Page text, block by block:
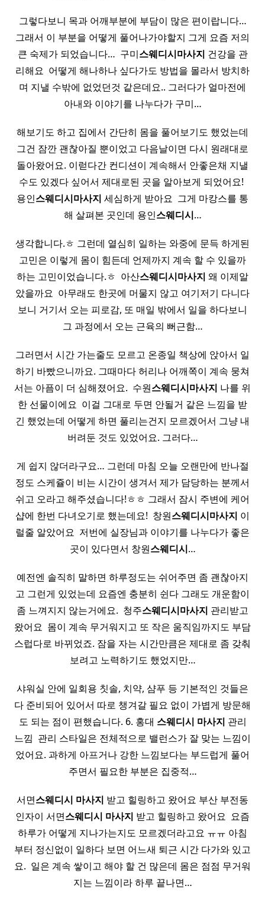
그렇다보니 목과 어깨부분에 부담이 많은 편이랍니다…
그래서 이 부분을 어떻게 풀어나가야할지 그게 요즘 저의
큰 숙제가 되었습니다… ​ 구미스웨디시마사지 건강을 관
리해요 ​ 어떻게 해나하나 싶다가도 방법을 몰라서 방치하
며 지낼 수밖에 없었던것 같은데요.. 그러다가 얼마전에
아내와 이야기를 나누다가 구미…
해보기도 하고 집에서 간단히 몸을 풀어보기도 했었는데
그건 잠깐 괜찮아질 뿐이었고 다음날이면 다시 원래대로
돌아왔어요. 이럳다간 컨디션이 계속해서 안좋은채 지낼
수도 있겠다 싶어서 제대로된 곳을 알아보게 되었어요! ​
용인스웨디시마사지 세심하게 받아요 ​ 그게 마캉스를 통
해 살펴본 곳인데 용인스웨디시…
생각합니다.ㅎ 그런데 열심히 일하는 와중에 문득 하게된
고민은 이렇게 몸이 힘든데 언제까지 계속 할 수 있을까
하는 고민이었습니다.ㅎ ​ 아산스웨디시마사지 왜 이제알
았을까요 ​ 아무래도 한곳에 머물지 않고 여기저기 다니다
보니 거기서 오는 피로감, 또 매일 밖에서 일을 하다보니
그 과정에서 오는 근육의 뻐근함…
그러면서 시간 가는줄도 모르고 온종일 책상에 앉아서 일
하기 바빴으니까요. 그때마다 허리나 어깨쪽이 계속 뭉쳐
서는 아픔이 더 심해졌어요. ​ 수원스웨디시마사지 나를 위
한 선물이에요 ​ 이걸 그대로 두면 안될거 같은 느낌을 받
긴 했었는데 어떻게 하면 풀리는건지 모르겠어서 그냥 내
버려둔 것도 있었어요. 그러다…
게 쉽지 않더라구요… 그런데 마침 오늘 오랜만에 반나절
정도 스케쥴이 비는 시간이 생겨서 제가 담당하는 분께서
쉬고 오라고 해주셨습니다!ㅎㅎ 그래서 잠시 주변에 케어
샵에 한번 다녀오기로 했는데요! ​ 창원스웨디시마사지 이
럴줄 알았어요 ​ 저번에 실장님과 이야기를 나누다가 좋은
곳이 있다면서 창원스웨디시…
예전엔 솔직히 말하면 하루정도는 쉬어주면 좀 괜찮아지
고 그런게 있었는데 요즘엔 충분히 쉰다 그래도 개운함이
좀 느껴지지 않는거에요. ​ 청주스웨디시마사지 관리받고
왔어요 ​ 몸이 계속 무거워지고 또 작은 움직임까지도 부담
스럽다로 바뀌었죠. 잠을 자는 시간만큼은 제대로 좀 갖춰
보려고 노력하기도 했었지만…
샤워실 안에 일회용 칫솔, 치약, 샴푸 등 기본적인 것들은
다 준비되어 있어서 따로 챙겨갈 필요 없이 가볍게 방문해
도 되는 점이 편했습니다. 6. 홍대 스웨디시 마사지 관리
느낌 ​ 관리 스타일은 전체적으로 밸런스가 잘 맞는 느낌이
었어요. 과하게 아프거나 강한 느낌보다는 부드럽게 풀어
주면서 필요한 부분은 집중적…
서면스웨디시 마사지 받고 힐링하고 왔어요 부산 부전동
인자이 서면스웨디시 마사지 받고 힐링하고 왔어요 ​ 요즘
하루가 어떻게 지나가는지도 모르겠더라고요 ㅠㅠ 아침
부터 정신없이 일하다 보면 어느새 퇴근 시간 다가와 있고
요. ​ 일은 계속 쌓이고 해야 할 건 많은데 몸은 점점 무거워
지는 느낌이라 하루 끝나면…